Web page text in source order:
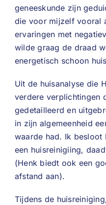
geneeskunde zijn
die voor mijzelf vooral
ervaringen met
wilde graag de draad
energetisch schoon
Uit de huisanalyse die
verdere verplichtingen
gedetailleerd en
in zijn algemeenheid
waarde had. Ik
een huisreinigiing,
(Henk biedt ook een
afstand aan).
Tijdens de